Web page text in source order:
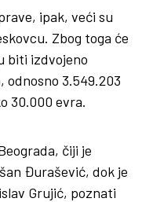
ipak, veći su
Zbog toga će
biti izdvojeno
odnosno 3.549.203
30.000 evra.
čiji je
Đurašević, dok je
Grujić, poznati